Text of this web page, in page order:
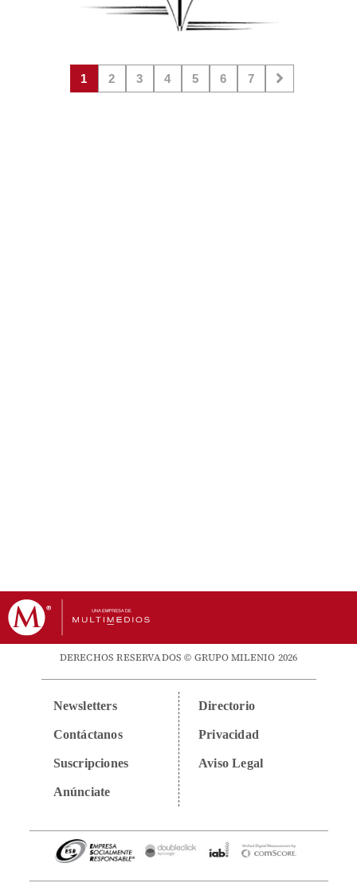
1 2 3 4 5 6 7
DERECHOS RESERVADOS © GRUPO MILENIO 2026
Newsletters
Contáctanos
Suscripciones
Anúnciate
Directorio
Privacidad
Aviso Legal